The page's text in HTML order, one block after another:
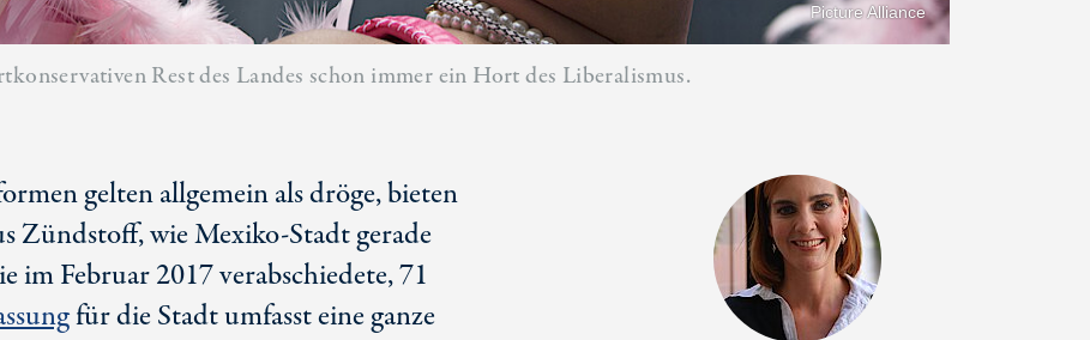
Picture Alliance
Rest des Landes schon immer ein Hort des Liberalismus.
gelten allgemein als dröge, bieten
Zündstoff, wie Mexiko-Stadt gerade
im Februar 2017 verabschiedete, 71
für die Stadt umfasst eine ganze